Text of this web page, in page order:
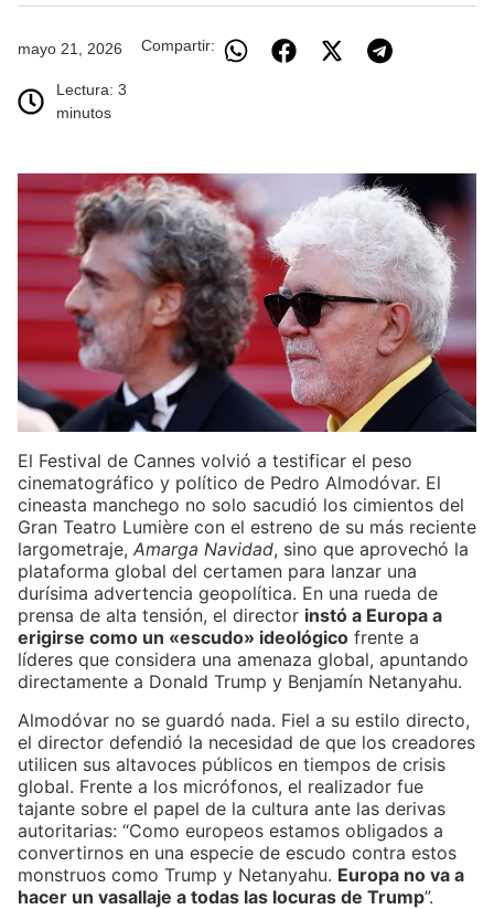
mayo 21, 2026
Lectura: 3
minutos
Compartir:
El Festival de Cannes volvió a testificar el peso
cinematográfico y político de Pedro Almodóvar. El
cineasta manchego no solo sacudió los cimientos del
Gran Teatro Lumière con el estreno de su más reciente
largometraje, Amarga Navidad, sino que aprovechó la
plataforma global del certamen para lanzar una
durísima advertencia geopolítica. En una rueda de
prensa de alta tensión, el director instó a Europa a
erigirse como un «escudo» ideológico frente a
líderes que considera una amenaza global, apuntando
directamente a Donald Trump y Benjamín Netanyahu.
Almodóvar no se guardó nada. Fiel a su estilo directo,
el director defendió la necesidad de que los creadores
utilicen sus altavoces públicos en tiempos de crisis
global. Frente a los micrófonos, el realizador fue
tajante sobre el papel de la cultura ante las derivas
autoritarias: “Como europeos estamos obligados a
convertirnos en una especie de escudo contra estos
monstruos como Trump y Netanyahu. Europa no va a
hacer un vasallaje a todas las locuras de Trump”.